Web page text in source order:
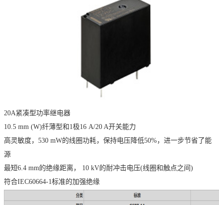
20A紧凑型功率继电器
10.5 mm (W)纤薄型和1极16 A/20 A开关能力
高灵敏度，530 mW的线圈功耗，保持电压降低50%，进一步节省了能
源
最短6.4 mm的绝缘距离， 10 kV的耐冲击电压(线圈和触点之间)
符合IEC60664-1标准的加强绝缘